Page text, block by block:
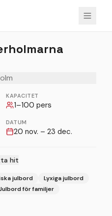
1/
KAPACITET
1–100 pers
DATUM
20 nov. – 23 dec.
hit
julbord
Lyxiga julbord
för familjer